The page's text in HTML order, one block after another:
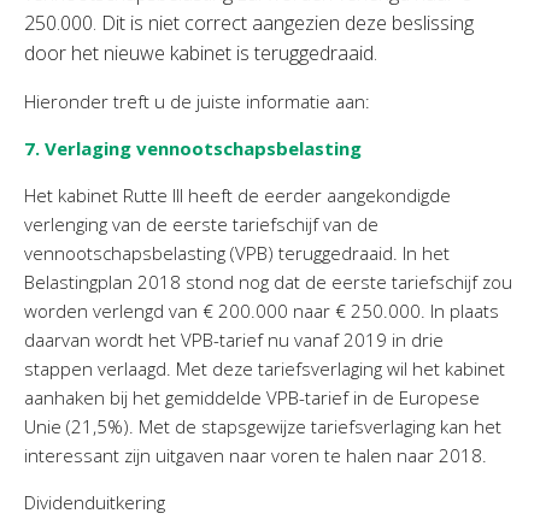
250.000. Dit is niet correct aangezien deze beslissing
door het nieuwe kabinet is teruggedraaid.
Hieronder treft u de juiste informatie aan:
7. Verlaging vennootschapsbelasting
Het kabinet Rutte III heeft de eerder aangekondigde
verlenging van de eerste tariefschijf van de
vennootschapsbelasting (VPB) teruggedraaid. In het
Belastingplan 2018 stond nog dat de eerste tariefschijf zou
worden verlengd van € 200.000 naar € 250.000. In plaats
daarvan wordt het VPB-tarief nu vanaf 2019 in drie
stappen verlaagd. Met deze tariefsverlaging wil het kabinet
aanhaken bij het gemiddelde VPB-tarief in de Europese
Unie (21,5%). Met de stapsgewijze tariefsverlaging kan het
interessant zijn uitgaven naar voren te halen naar 2018.
Dividenduitkering